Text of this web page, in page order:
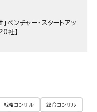
ベンチャー・スタートアッ
社】
戦略コンサル 総合コンサル